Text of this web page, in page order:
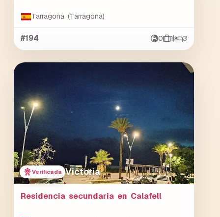
Tarragona (Tarragona)
#194 0 1 3
Verificada Victoria
Residencia secundaria en Calafell